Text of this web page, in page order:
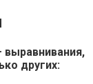
других: